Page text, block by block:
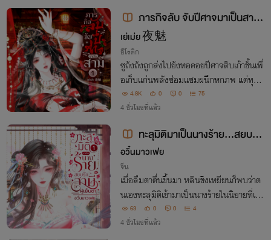
ภารกิจลับ จับปีศาจมาเป็นสามี
(ฮาเร็ม)
เย่เม่ย 夜魅
อีโรติก
ซูถังถังถูกส่งไปยังหอคอยปีศาจสิบเก้าชั้นเพื่
อเก็บแก่นพลังซ่อมแซมผนึกหกภพ แต่ทุกชั้
นกลับมีเพียงบุรุษรูปงามผู้แข็งแกร่งเกินต้า
น นางจะพิชิตปีศาจหรือถูกพวกเขาพิชิตเสียเ
4.8K 0 0 75
4 ชั่วโมงที่แล้ว
ทะลุมิติมาเป็นนางร้าย...สยบรัก
สามีผู้เย็นชา
อวิ๋นมาวเฟย
จีน
เมื่อลืมตาตื่นขึ้นมา หลินชิงเหยียนก็พบว่าต
นเองทะลุมิติเข้ามาเป็นนางร้ายในนิยายที่เพิ่
งอ่านจบไม่กี่วันก่อน เพื่อหลีกหนีจุดจบอันน่
าอนาถ นางจึงวางแผนพิชิตใจสามีผู้เย็นชา ห
63 0 0 4
4 ชั่วโมงที่แล้ว